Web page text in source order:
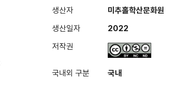
생산자
미추홀학산문화원
생산일자
2022
저작권
국내외 구분 국내